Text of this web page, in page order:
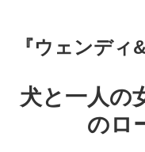
『ウェンディ
犬と一人の
のロ